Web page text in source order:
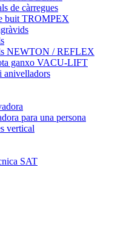
de càrregues
buit TROMPEX
NEWTON / REFLEX
ganxo VACU-LIFT
anivelladors
para una persona
vertical
SAT